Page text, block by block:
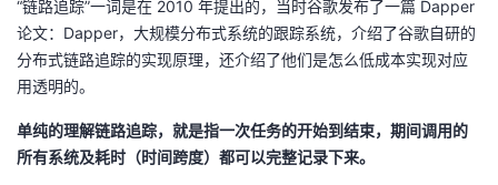
藏
“链路追踪”一词是在 2010 年提出的，当时谷歌发布了一篇 Dapper
论文：Dapper，大规模分布式系统的跟踪系统，介绍了谷歌自研的
分布式链路追踪的实现原理，还介绍了他们是怎么低成本实现对应
用透明的。
单纯的理解链路追踪，就是指一次任务的开始到结束，期间调用的
所有系统及耗时（时间跨度）都可以完整记录下来。